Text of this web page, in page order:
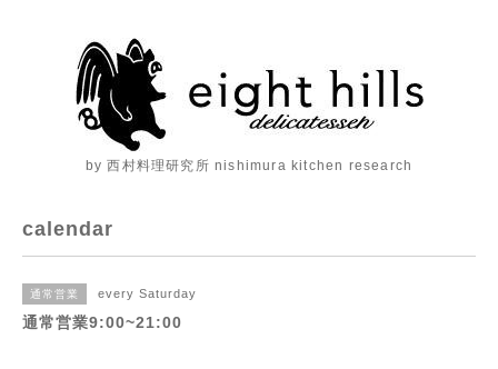
by 西村料理研究所 nishimura kitchen research
calendar
通常営業 every Saturday
通常営業9:00~21:00